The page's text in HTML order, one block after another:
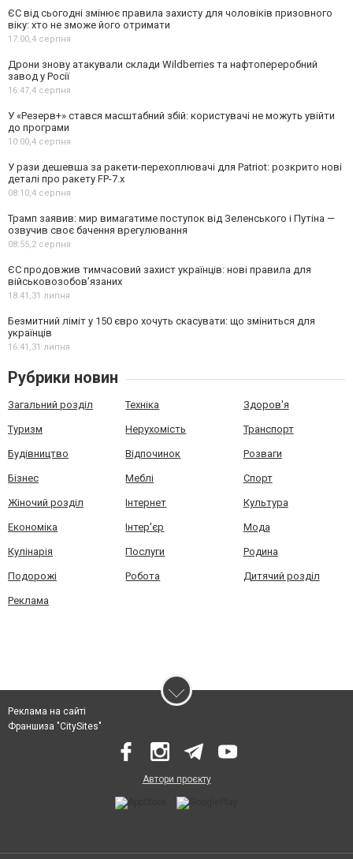
ЄС від сьогодні змінює правила захисту для чоловіків призовного
віку: хто не зможе його отримати
17:00,4 серпня
Дрони знову атакували склади Wildberries та нафтопереробний
завод у Росії
16:47,4 серпня
У «Резерв+» стався масштабний збій: користувачі не можуть увійти
до програми
10:00,4 серпня
У рази дешевша за ракети-перехоплювачі для Patriot: розкрито нові
деталі про ракету FP-7.x
08:10,4 серпня
Трамп заявив: мир вимагатиме поступок від Зеленського і Путіна —
озвучив своє бачення врегулювання
08:55,2 серпня
ЄС продовжив тимчасовий захист українців: нові правила для
військовозобов’язаних
18:41,31 липня
Безмитний ліміт у 150 євро хочуть скасувати: що зміниться для
українців
16:41,31 липня
Рубрики новин
Загальний розділ Техніка Здоров'я
Туризм Нерухомість Транспорт
Будівництво Відпочинок Розваги
Бізнес Меблі Спорт
Жіночий розділ Інтернет Культура
Економіка Інтер'єр Мода
Кулінарія Послуги Родина
Подорожі Робота Дитячий розділ
Реклама
Реклама на сайті
Франшиза "CitySites"
Автори проєкту